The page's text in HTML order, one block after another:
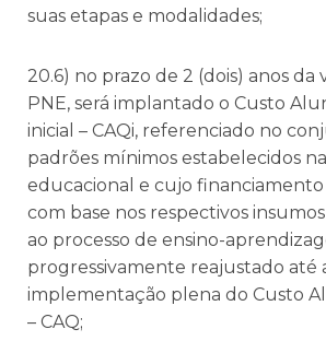
suas etapas e modalidades;
20.6) no prazo de 2 (dois) anos da
PNE, será implantado o Custo
inicial – CAQi, referenciado no
padrões mínimos estabelecidos
educacional e cujo
com base nos respectivos
ao processo de ensino-
progressivamente reajustado até
implementação plena do Custo
– CAQ;